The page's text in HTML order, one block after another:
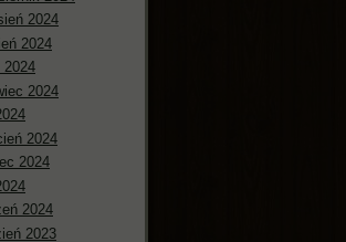
2024
2024
2024
2024
2024
2024
2024
2023